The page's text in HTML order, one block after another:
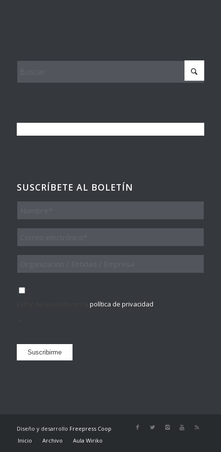
SUSCRÍBETE AL BOLETÍN
Nombre
Entidad
Empresa
Consentimiento
política de privacidad
Suscribirme
Diseño y desarrollo Freepress Coop
Inicio
Archivo Aula Wiriko